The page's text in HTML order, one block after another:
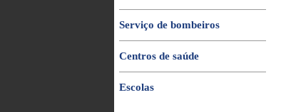
Serviço de bombeiros
Centros de saúde
Escolas